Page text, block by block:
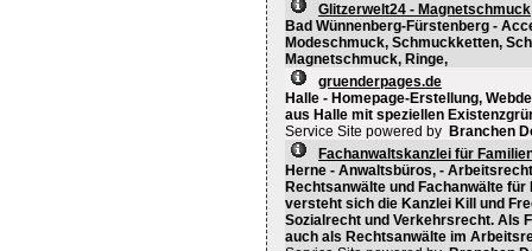
Glitzerwelt24 - Magnetschmuck
Bad Wünnenberg-Fürstenberg -
Modeschmuck, Schmuckketten,
Magnetschmuck, Ringe,
gruenderpages.de
Halle - Homepage-Erstellung,
aus Halle mit speziellen
Service Site powered by Branchen
Fachanwaltskanzlei für
Herne - Anwaltsbüros, -
Rechtsanwälte und Fachanwälte
versteht sich die Kanzlei Kill und
Sozialrecht und Verkehrsrecht. Als
auch als Rechtsanwälte im